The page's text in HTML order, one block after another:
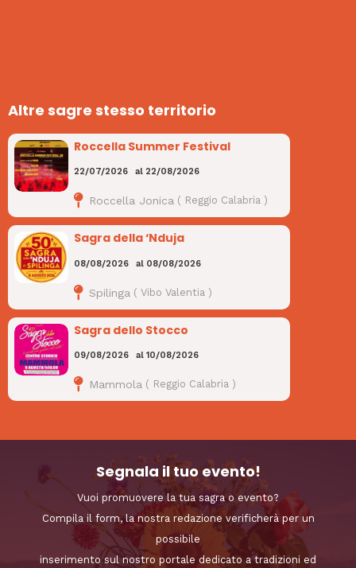
Altre sagre stesso territorio
Roccella Summer Festival
22/07/2026 al 22/08/2026
Roccella Jonica ( Reggio Calabria )
Sagra della ‘Nduja
08/08/2026 al 08/08/2026
Spilinga (Vibo Valentia )
Sagra dello Stocco
09/08/2026 al10/08/2026
Mammola ( Reggio Calabria )
Segnala il tuo evento!
Vuoi promuovere la tua sagra o evento?
Compila il form, la nostra redazione verificherà per un
possibile
inserimento sul nostro portale dedicato a tradizioni ed